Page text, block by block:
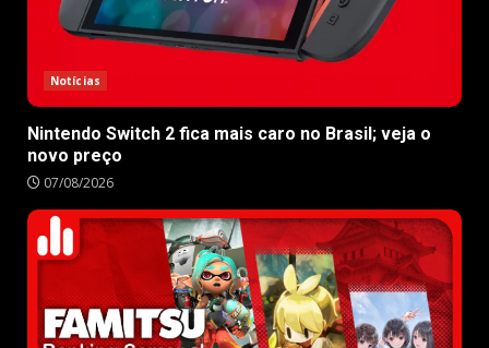
Notícias
Nintendo Switch 2 fica mais caro no Brasil; veja o
novo preço
07/08/2026